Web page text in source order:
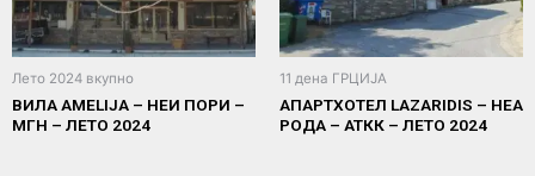
Лето 2024 вкупно
ВИЛА AMELIJA – НЕИ ПОРИ –
МГН – ЛЕТО 2024
11 дена ГРЦИЈА
АПАРТХОТЕЛ LAZARIDIS – НЕА
РОДА – АТКК – ЛЕТО 2024